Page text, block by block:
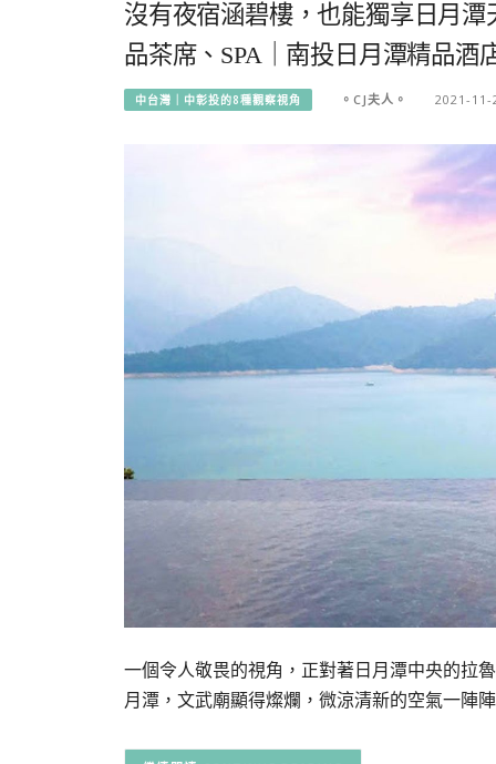
沒有夜宿涵碧樓，也能獨享日月
品茶席、SPA｜南投日月潭精品酒
中台灣｜中彰投的8種觀察視角 。CJ夫人。 2021-11-
一個令人敬畏的視角，正對著日月潭中央的拉
月潭，文武廟顯得燦爛，微涼清新的空氣一陣